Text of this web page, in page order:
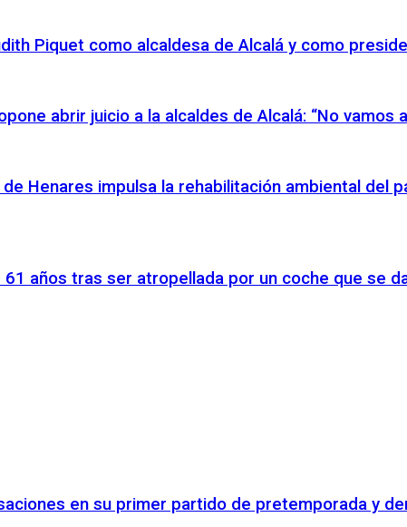
Piquet como alcaldesa de Alcalá y como
abrir juicio a la alcaldes de Alcalá: “No
de Henares impulsa la rehabilitación ambiental del
años tras ser atropellada por un coche que se
en su primer partido de pretemporada y